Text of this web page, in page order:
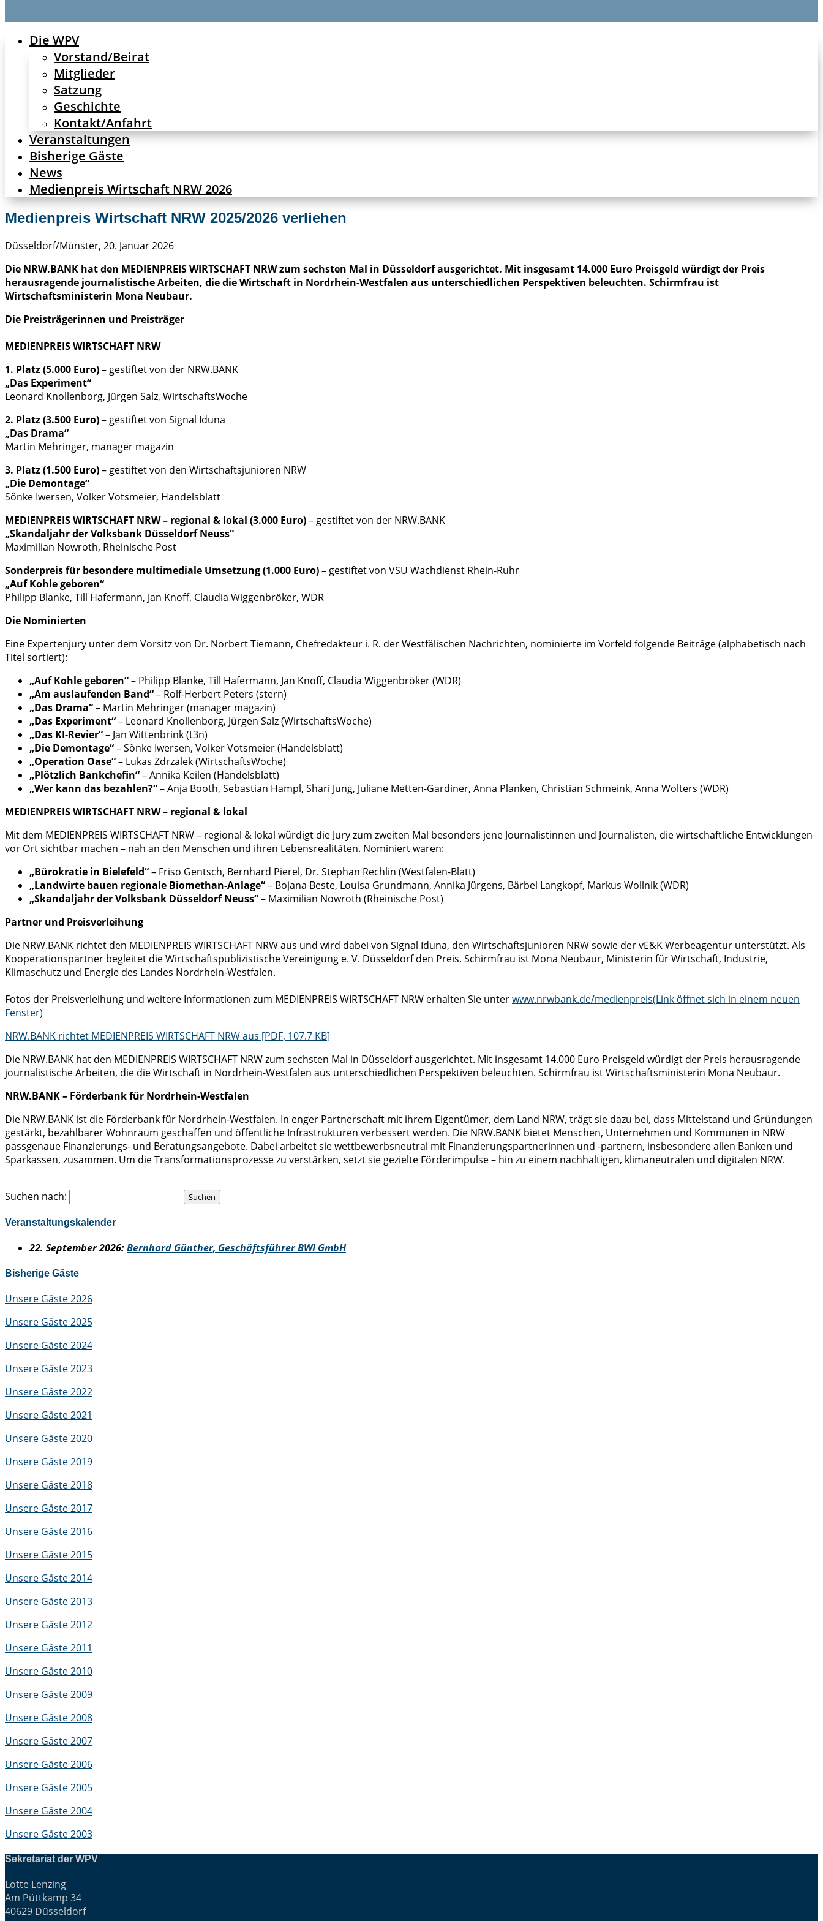
Die WPV
Vorstand/Beirat
Mitglieder
Satzung
Geschichte
Kontakt/Anfahrt
Veranstaltungen
Bisherige Gäste
News
Medienpreis Wirtschaft NRW 2026
Medienpreis Wirtschaft NRW 2025/2026 verliehen
Düsseldorf/Münster, 20. Januar 2026
Die NRW.BANK hat den MEDIENPREIS WIRTSCHAFT NRW zum sechsten Mal in Düsseldorf ausgerichtet. Mit insgesamt 14.000 Euro Preisgeld würdigt der Preis
herausragende journalistische Arbeiten, die die Wirtschaft in Nordrhein-Westfalen aus unterschiedlichen Perspektiven beleuchten. Schirmfrau ist
Wirtschaftsministerin Mona Neubaur.
Die Preisträgerinnen und Preisträger
MEDIENPREIS WIRTSCHAFT NRW
1. Platz (5.000 Euro)– gestiftet von der NRW.BANK
„Das Experiment“
Leonard Knollenborg, Jürgen Salz, WirtschaftsWoche
2. Platz (3.500 Euro)– gestiftet von Signal Iduna
„Das Drama“
Martin Mehringer, manager magazin
3. Platz (1.500 Euro)– gestiftet von den Wirtschaftsjunioren NRW
„Die Demontage“
Sönke Iwersen, Volker Votsmeier, Handelsblatt
MEDIENPREIS WIRTSCHAFT NRW – regional & lokal (3.000 Euro)– gestiftet von der NRW.BANK
„Skandaljahr der Volksbank Düsseldorf Neuss“
Maximilian Nowroth, Rheinische Post
Sonderpreis für besondere multimediale Umsetzung (1.000 Euro)– gestiftet von VSU Wachdienst Rhein-Ruhr
„Auf Kohle geboren“
Philipp Blanke, Till Hafermann, Jan Knoff, Claudia Wiggenbröker, WDR
Die Nominierten
Eine Expertenjury unter dem Vorsitz von Dr. Norbert Tiemann, Chefredakteur i. R. der Westfälischen Nachrichten, nominierte im Vorfeld folgende Beiträge (alphabetisch nach
Titel sortiert):
„Auf Kohle geboren“– Philipp Blanke, Till Hafermann, Jan Knoff, Claudia Wiggenbröker (WDR)
„Am auslaufenden Band“– Rolf-Herbert Peters (stern)
„Das Drama“– Martin Mehringer (manager magazin)
„Das Experiment“– Leonard Knollenborg, Jürgen Salz (WirtschaftsWoche)
„Das KI-Revier“– Jan Wittenbrink (t3n)
„Die Demontage“– Sönke Iwersen, Volker Votsmeier (Handelsblatt)
„Operation Oase“– Lukas Zdrzalek (WirtschaftsWoche)
„Plötzlich Bankchefin“– Annika Keilen (Handelsblatt)
„Wer kann das bezahlen?“– Anja Booth, Sebastian Hampl, Shari Jung, Juliane Metten-Gardiner, Anna Planken, Christian Schmeink, Anna Wolters (WDR)
MEDIENPREIS WIRTSCHAFT NRW – regional & lokal
Mit dem MEDIENPREIS WIRTSCHAFT NRW – regional & lokal würdigt die Jury zum zweiten Mal besonders jene Journalistinnen und Journalisten, die wirtschaftliche Entwicklungen
vor Ort sichtbar machen – nah an den Menschen und ihren Lebensrealitäten. Nominiert waren:
„Bürokratie in Bielefeld“– Friso Gentsch, Bernhard Pierel, Dr. Stephan Rechlin (Westfalen-Blatt)
„Landwirte bauen regionale Biomethan-Anlage“– Bojana Beste, Louisa Grundmann, Annika Jürgens, Bärbel Langkopf, Markus Wollnik (WDR)
„Skandaljahr der Volksbank Düsseldorf Neuss“– Maximilian Nowroth (Rheinische Post)
Partner und Preisverleihung
Die NRW.BANK richtet den MEDIENPREIS WIRTSCHAFT NRW aus und wird dabei von Signal Iduna, den Wirtschaftsjunioren NRW sowie der vE&K Werbeagentur unterstützt. Als
Kooperationspartner begleitet die Wirtschaftspublizistische Vereinigung e. V. Düsseldorf den Preis. Schirmfrau ist Mona Neubaur, Ministerin für Wirtschaft, Industrie,
Klimaschutz und Energie des Landes Nordrhein-Westfalen.
Fotos der Preisverleihung und weitere Informationen zum MEDIENPREIS WIRTSCHAFT NRW erhalten Sie unterwww.nrwbank.de/medienpreis(Link öffnet sich in einem neuen
Fenster)
NRW.BANK richtet MEDIENPREIS WIRTSCHAFT NRW aus [PDF, 107.7 KB]
Die NRW.BANK hat den MEDIENPREIS WIRTSCHAFT NRW zum sechsten Mal in Düsseldorf ausgerichtet. Mit insgesamt 14.000 Euro Preisgeld würdigt der Preis herausragende
journalistische Arbeiten, die die Wirtschaft in Nordrhein-Westfalen aus unterschiedlichen Perspektiven beleuchten. Schirmfrau ist Wirtschaftsministerin Mona Neubaur.
NRW.BANK – Förderbank für Nordrhein-Westfalen
Die NRW.BANK ist die Förderbank für Nordrhein-Westfalen. In enger Partnerschaft mit ihrem Eigentümer, dem Land NRW, trägt sie dazu bei, dass Mittelstand und Gründungen
gestärkt, bezahlbarer Wohnraum geschaffen und öffentliche Infrastrukturen verbessert werden. Die NRW.BANK bietet Menschen, Unternehmen und Kommunen in NRW
passgenaue Finanzierungs- und Beratungsangebote. Dabei arbeitet sie wettbewerbsneutral mit Finanzierungspartnerinnen und -partnern, insbesondere allen Banken und
Sparkassen, zusammen. Um die Transformationsprozesse zu verstärken, setzt sie gezielte Förderimpulse – hin zu einem nachhaltigen, klimaneutralen und digitalen NRW.
Suchen nach:
Veranstaltungskalender
22. September 2026:Bernhard Günther, Geschäftsführer BWI GmbH
Bisherige Gäste
Unsere Gäste 2026
Unsere Gäste 2025
Unsere Gäste 2024
Unsere Gäste 2023
Unsere Gäste 2022
Unsere Gäste 2021
Unsere Gäste 2020
Unsere Gäste 2019
Unsere Gäste 2018
Unsere Gäste 2017
Unsere Gäste 2016
Unsere Gäste 2015
Unsere Gäste 2014
Unsere Gäste 2013
Unsere Gäste 2012
Unsere Gäste 2011
Unsere Gäste 2010
Unsere Gäste 2009
Unsere Gäste 2008
Unsere Gäste 2007
Unsere Gäste 2006
Unsere Gäste 2005
Unsere Gäste 2004
Unsere Gäste 2003
Sekretariat der WPV
Lotte Lenzing
Am Püttkamp 34
40629 Düsseldorf